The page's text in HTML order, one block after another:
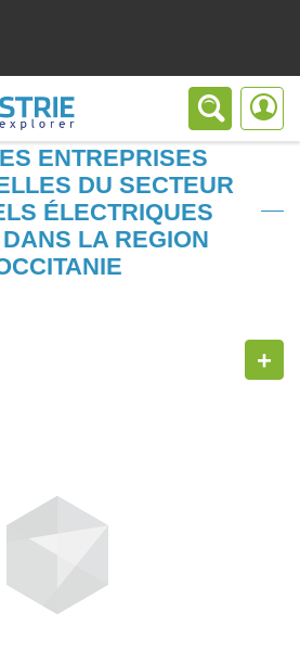
ENTREPRISES
DU SECTEUR
ÉLECTRIQUES
LA REGION
+